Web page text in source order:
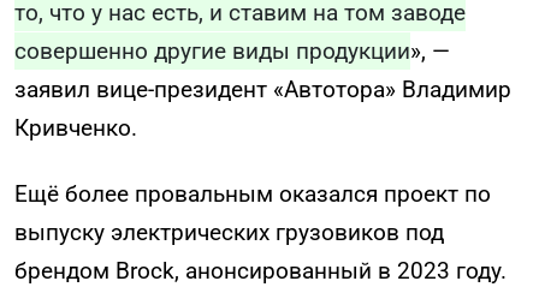
то, что у нас есть, и ставим на том заводе
совершенно другие виды продукции», —
заявил вице-президент «Автотора» Владимир
Кривченко.
Ещё более провальным оказался проект по
выпуску электрических грузовиков под
брендом Brock, анонсированный в 2023 году.